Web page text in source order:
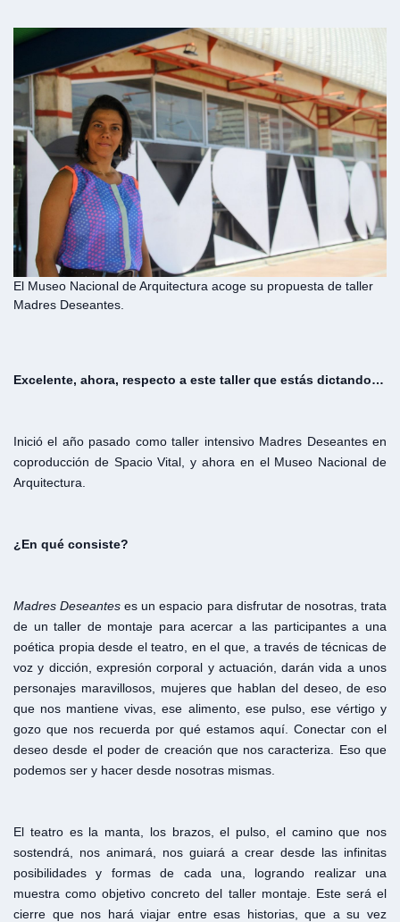
El Museo Nacional de Arquitectura acoge su propuesta de taller
Madres Deseantes.
Excelente, ahora, respecto a este taller que estás dictando…
Inició el año pasado como taller intensivo Madres Deseantes en
coproducción de Spacio Vital, y ahora en el Museo Nacional de
Arquitectura.
¿En qué consiste?
Madres Deseantes es un espacio para disfrutar de nosotras, trata
de un taller de montaje para acercar a las participantes a una
poética propia desde el teatro, en el que, a través de técnicas de
voz y dicción, expresión corporal y actuación, darán vida a unos
personajes maravillosos, mujeres que hablan del deseo, de eso
que nos mantiene vivas, ese alimento, ese pulso, ese vértigo y
gozo que nos recuerda por qué estamos aquí. Conectar con el
deseo desde el poder de creación que nos caracteriza. Eso que
podemos ser y hacer desde nosotras mismas.
El teatro es la manta, los brazos, el pulso, el camino que nos
sostendrá, nos animará, nos guiará a crear desde las infinitas
posibilidades y formas de cada una, logrando realizar una
muestra como objetivo concreto del taller montaje. Este será el
cierre que nos hará viajar entre esas historias, que a su vez